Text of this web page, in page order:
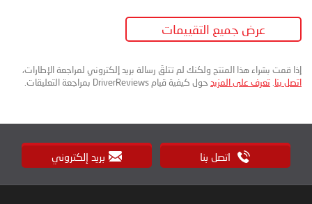
عرض جميع التقييمات
إذا قمت بشراء هذا المنتج ولكنك لم تتلقَ رسالة بريد إلكتروني لمراجعة الإطارات،
اتصل بنا تعرف على المزيد حول كيفية قيام DriverReviews بمراجعة التعليقات.
اتصل بنا بريد إلكتروني